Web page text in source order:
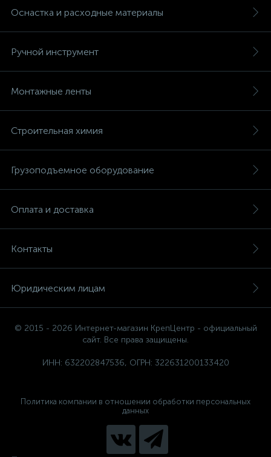
Оснастка и расходные материалы
Ручной инструмент
Монтажные ленты
Строительная химия
Грузоподъемное оборудование
Оплата и доставка
Контакты
Юридическим лицам
© 2015 - 2026 Интернет-магазин КрепЦентр - официальный
сайт. Все права защищены.
ИНН: 632202847536, ОГРН: 322631200133420
Политика компании в отношении обработки персональных
данных